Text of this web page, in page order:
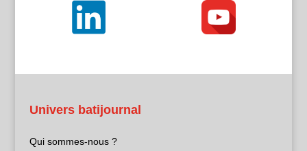
Univers batijournal
Qui sommes-nous ?